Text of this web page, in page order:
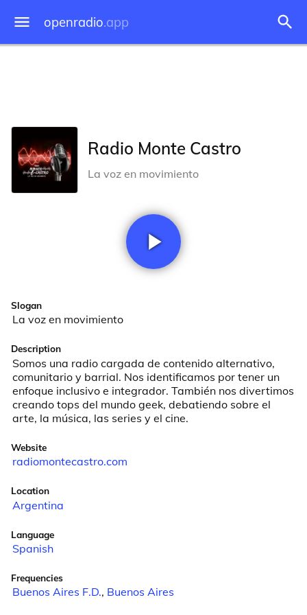
openradio.app
Radio Monte Castro
La voz en movimiento
Slogan
La voz en movimiento
Description
Somos una radio cargada de contenido alternativo,
comunitario y barrial. Nos identificamos por tener un
enfoque inclusivo e integrador. También nos divertimos
creando tops del mundo geek, debatiendo sobre el
arte, la música, las series y el cine.
Website
radiomontecastro.com
Location
Argentina
Language
Spanish
Frequencies
Buenos Aires F.D., Buenos Aires